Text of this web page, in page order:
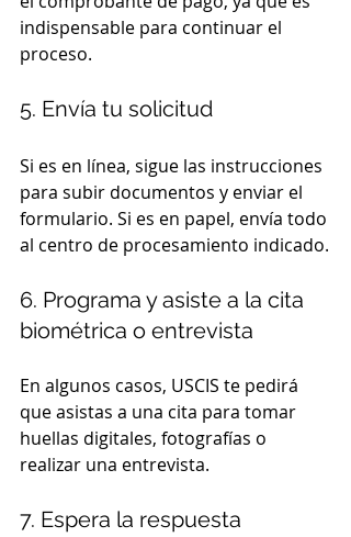
indispensable para continuar el
proceso.
5. Envía tu solicitud
Si es en línea, sigue las instrucciones
para subir documentos y enviar el
formulario. Si es en papel, envía todo
al centro de procesamiento indicado.
6. Programa y asiste a la cita
biométrica o entrevista
En algunos casos, USCIS te pedirá
que asistas a una cita para tomar
huellas digitales, fotografías o
realizar una entrevista.
7. Espera la respuesta